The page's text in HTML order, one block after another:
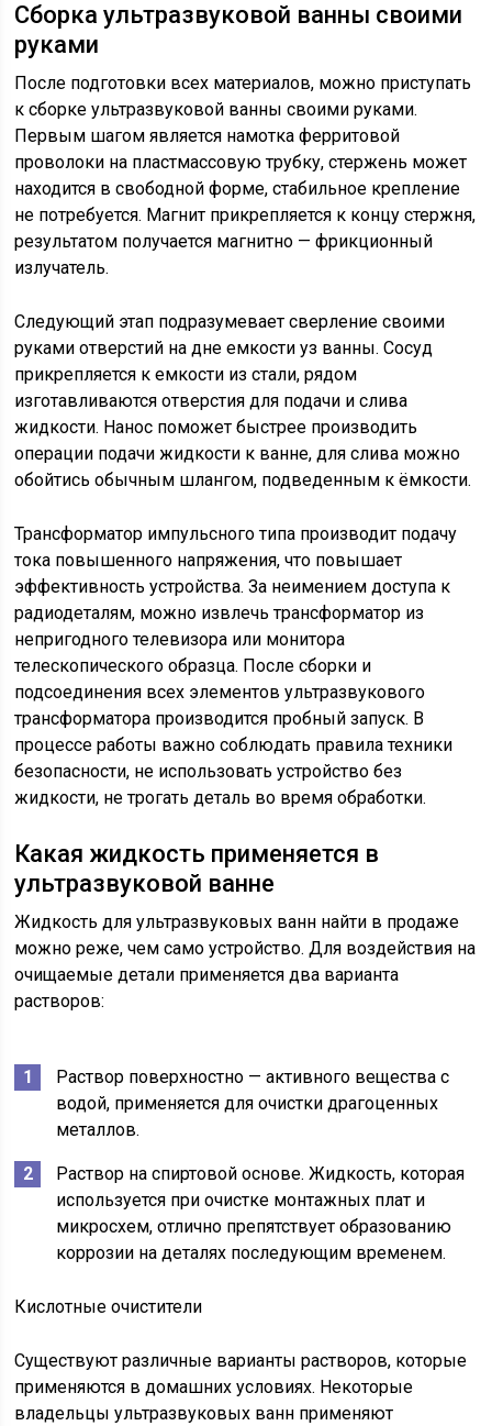
Сборка ультразвуковой ванны своими
руками
После подготовки всех материалов, можно приступать
к сборке ультразвуковой ванны своими руками.
Первым шагом является намотка ферритовой
проволоки на пластмассовую трубку, стержень может
находится в свободной форме, стабильное крепление
не потребуется. Магнит прикрепляется к концу стержня,
результатом получается магнитно — фрикционный
излучатель.
Следующий этап подразумевает сверление своими
руками отверстий на дне емкости уз ванны. Сосуд
прикрепляется к емкости из стали, рядом
изготавливаются отверстия для подачи и слива
жидкости. Нанос поможет быстрее производить
операции подачи жидкости к ванне, для слива можно
обойтись обычным шлангом, подведенным к ёмкости.
Трансформатор импульсного типа производит подачу
тока повышенного напряжения, что повышает
эффективность устройства. За неимением доступа к
радиодеталям, можно извлечь трансформатор из
непригодного телевизора или монитора
телескопического образца. После сборки и
подсоединения всех элементов ультразвукового
трансформатора производится пробный запуск. В
процессе работы важно соблюдать правила техники
безопасности, не использовать устройство без
жидкости, не трогать деталь во время обработки.
Какая жидкость применяется в
ультразвуковой ванне
Жидкость для ультразвуковых ванн найти в продаже
можно реже, чем само устройство. Для воздействия на
очищаемые детали применяется два варианта
растворов:
Раствор поверхностно — активного вещества с
водой, применяется для очистки драгоценных
металлов.
Раствор на спиртовой основе. Жидкость, которая
используется при очистке монтажных плат и
микросхем, отлично препятствует образованию
коррозии на деталях последующим временем.
Кислотные очистители
Существуют различные варианты растворов, которые
применяются в домашних условиях. Некоторые
владельцы ультразвуковых ванн применяют